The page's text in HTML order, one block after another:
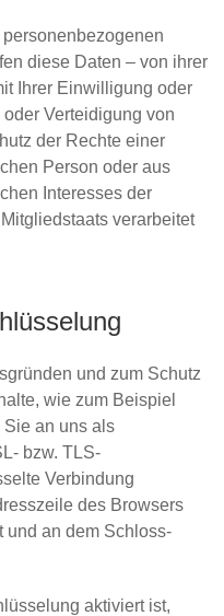
diese Daten – von ihrer
Ihrer Einwilligung oder
Verteidigung von
der Rechte einer
Person oder aus
Interesses der
verarbeitet
und zum Schutz
wie zum Beispiel
Sie an uns als
bzw. TLS-
Verbindung
des Browsers
und an dem Schloss-
aktiviert ist,